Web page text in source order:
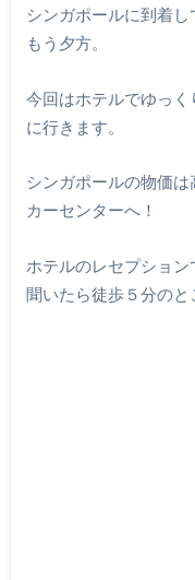
シンガポールに到着
もう夕方。
今回はホテルでゆっ
に行きます。
シンガポールの物価
カーセンターへ！
ホテルのレセプショ
聞いたら徒歩５分のと